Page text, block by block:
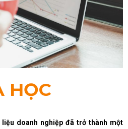
liệu doanh nghiệp đã trở thành một
HỌC